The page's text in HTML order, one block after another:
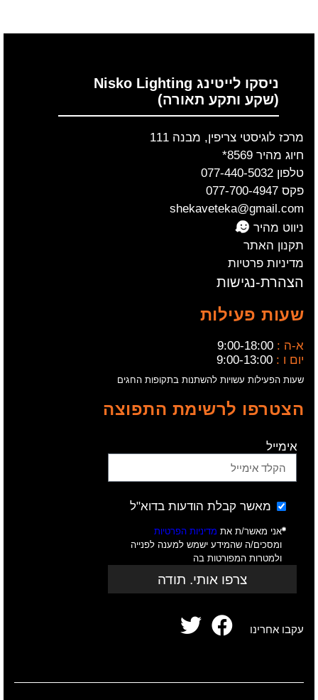
ניסקו לייטינג Nisko Lighting
(שקע ותקע תאורה)
מרכז לוגיסטי צריפין, מבנה 111
חיוג מהיר 8569*
טלפון 077-440-5032
פקס 077-700-4947
shekaveteka@gmail.com
ניווט מהיר
תקנון האתר
מדיניות פרטיות
הצהרת-נגישות
שעות פעילות
א-ה : 9:00-18:00
יום ו : 9:00-13:00
שעות הפעילות עשויות להשתנות בתקופות החגים
הצטרפו לרשימת התפוצה
אימייל
מאשר קבלת הודעות בדוא"ל
אני מאשר/ת את מדיניות הפרטיות
ומסכים/ה שהמידע ישמש למענה לפנייה
ולמטרות המפורטות בה
צרפו אותי. תודה
עקבו אחרינו